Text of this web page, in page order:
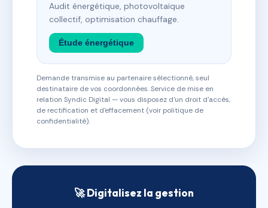
Audit énergétique, photovoltaïque
collectif, optimisation chauffage.
Étude énergétique
Demande transmise au partenaire sélectionné, seul
destinataire de vos coordonnées. Service de mise en
relation Syndic Digital — vous disposez d'un droit d'accès,
de rectification et d'effacement (voir politique de
confidentialité).
🚀 Digitalisez la gestion